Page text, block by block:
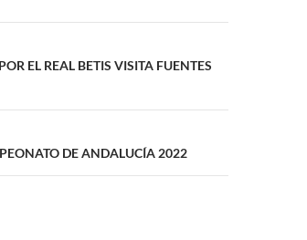
EL REAL BETIS VISITA FUENTES
DE ANDALUCÍA 2022